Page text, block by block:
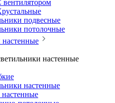
вентилятором
подвесные
потолочные
настенные
настенные
настенные